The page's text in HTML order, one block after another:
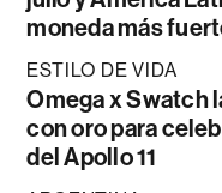
moneda más
ESTILO DE VIDA
Omega x Swatch
con oro para
del Apollo 11